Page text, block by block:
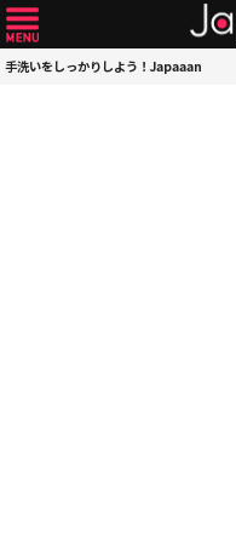
手洗いをしっかりしよう！Japaaan